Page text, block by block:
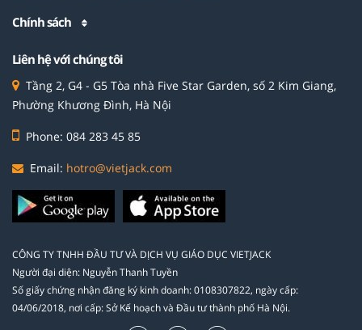
Chính sách
Liên hệ với chúng tôi
Tầng 2, G4 - G5 Tòa nhà Five Star Garden, số 2 Kim Giang,
Phường Khương Đình, Hà Nội
Phone: 084 283 45 85
Email: hotro@vietjack.com
CÔNG TY TNHH ĐẦU TƯ VÀ DỊCH VỤ GIÁO DỤC VIETJACK
Người đại diện: Nguyễn Thanh Tuyền
Số giấy chứng nhận đăng ký kinh doanh: 0108307822, ngày cấp:
04/06/2018, nơi cấp: Sở Kế hoạch và Đầu tư thành phố Hà Nội.